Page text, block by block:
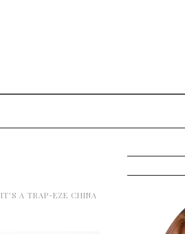
IT'S A TRAP-EZE CHINA